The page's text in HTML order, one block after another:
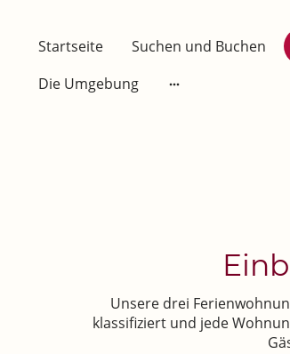
Startseite Suchen und Buchen
Die Umgebung
Unsere drei
klassifiziert und jede